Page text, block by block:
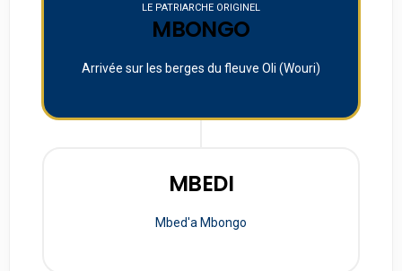
LE PATRIARCHE ORIGINEL
MBONGO
Arrivée sur les berges du fleuve Oli (Wouri)
MBEDI
Mbed'a Mbongo